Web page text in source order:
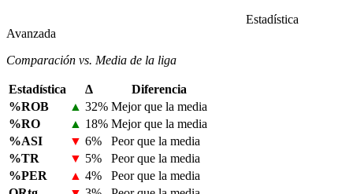
Estadística
Avanzada
Comparación vs. Media de la liga
Estadística Δ
Diferencia
%ROB
▲ 32% Mejor que la media
%RO
▲ 18% Mejor que la media
%ASI
▼ 6%
Peor que la media
%TR
▼ 5%
Peor que la media
%PER
▲ 4%
Peor que la media